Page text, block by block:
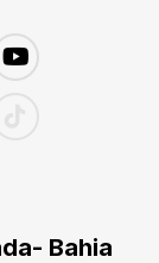
Bahia